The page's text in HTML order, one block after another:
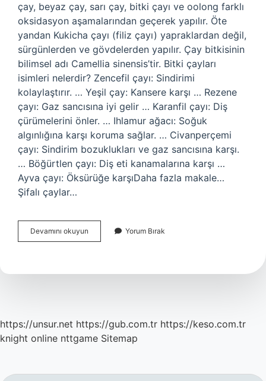
çay, beyaz çay, sarı çay, bitki çayı ve oolong farklı
oksidasyon aşamalarından geçerek yapılır. Öte
yandan Kukicha çayı (filiz çayı) yapraklardan değil,
sürgünlerden ve gövdelerden yapılır. Çay bitkisinin
bilimsel adı Camellia sinensis’tir. Bitki çayları
isimleri nelerdir? Zencefil çayı: Sindirimi
kolaylaştırır. … Yeşil çay: Kansere karşı … Rezene
çayı: Gaz sancısına iyi gelir … Karanfil çayı: Diş
çürümelerini önler. … Ihlamur ağacı: Soğuk
algınlığına karşı koruma sağlar. … Civanperçemi
çayı: Sindirim bozuklukları ve gaz sancısına karşı.
… Böğürtlen çayı: Diş eti kanamalarına karşı …
Ayva çayı: Öksürüğe karşıDaha fazla makale…
Şifalı çaylar…
Devamını okuyun
Tür
Yorum Bırak
https://unsur.net https://gub.com.tr https://keso.com.tr
knight online nttgame Sitemap